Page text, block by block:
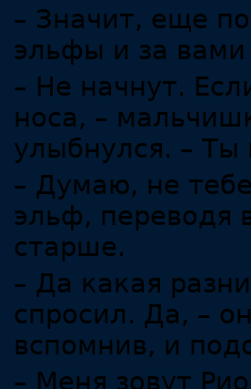
– Значит, еще
эльфы и за вами
– Не начнут.
носа, –
улыбнулся. –
– Думаю, не
эльф, переводя
старше.
– Да какая
спросил. Да, –
вспомнив, и
– Меня зовут